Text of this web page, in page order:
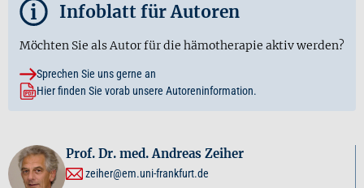
i Infoblatt für Autoren
Möchten Sie als Autor für die hämotherapie aktiv werden?
Sprechen Sie uns gerne an
Hier finden Sie vorab unsere Autoreninformation.
Prof. Dr. med. Andreas Zeiher
zeiher@em.uni-frankfurt.de